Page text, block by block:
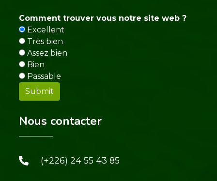
Comment trouver vous notre site web ?
Excellent
Très bien
Assez bien
Bien
Passable
Nous contacter
(+226) 24 55 43 85